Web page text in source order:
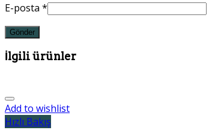
E-posta *
İlgili ürünler
Add to wishlist
Hızlı Bakış